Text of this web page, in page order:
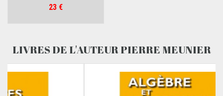
Prix
23 €
LIVRES DE L'AUTEUR PIERRE MEUNIER